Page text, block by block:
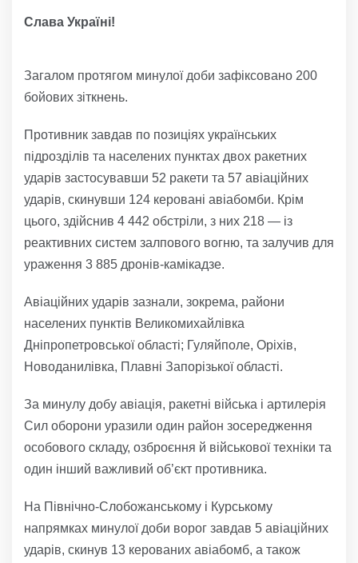
Слава Україні!
Загалом протягом минулої доби зафіксовано 200
бойових зіткнень.
Противник завдав по позиціях українських
підрозділів та населених пунктах двох ракетних
ударів застосувавши 52 ракети та 57 авіаційних
ударів, скинувши 124 керовані авіабомби. Крім
цього, здійснив 4 442 обстріли, з них 218 — із
реактивних систем залпового вогню, та залучив для
ураження 3 885 дронів-камікадзе.
Авіаційних ударів зазнали, зокрема, райони
населених пунктів Великомихайлівка
Дніпропетровської області; Гуляйполе, Оріхів,
Новоданилівка, Плавні Запорізької області.
За минулу добу авіація, ракетні війська і артилерія
Сил оборони уразили один район зосередження
особового складу, озброєння й військової техніки та
один інший важливий об’єкт противника.
На Північно-Слобожанському і Курському
напрямках минулої доби ворог завдав 5 авіаційних
ударів, скинув 13 керованих авіабомб, а також